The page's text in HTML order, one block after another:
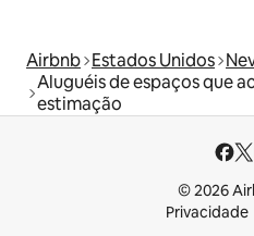
Airbnb Estados Unidos
Aluguéis de espaços que
estimação
© 2026
Privacidade